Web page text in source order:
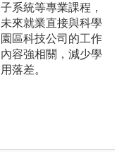
子系統等專業課程，
未來就業直接與科學
園區科技公司的工作
內容強相關，減少學
用落差。